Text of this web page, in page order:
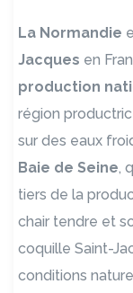
La Normandie
Jacques en
production
région
sur des eaux
Baie de Seine,
tiers de la
chair tendre et
coquille Saint-
conditions